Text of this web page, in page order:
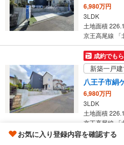
6,980万円
3LDK
土地面積
京王高尾線 「
成約でも
新築一戸
八王子市絹
6,980万円
3LDK
土地面積
京王高尾線 「
お気に入り登録内容を確認する